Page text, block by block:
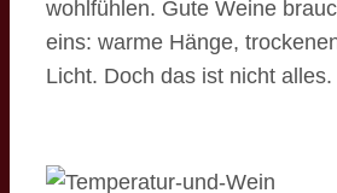
wohlfühlen. Gute Weine
eins: warme Hänge,
Licht. Doch das ist nicht alles.